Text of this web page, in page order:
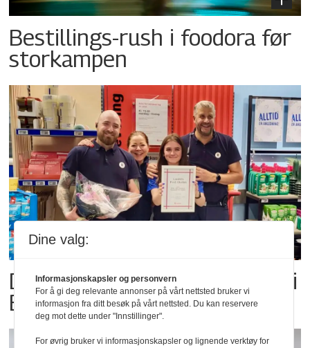
Bestillings-rush i foodora før
storkampen
Dette er landets beste Post i
Butikk
Dine valg:
Informasjonskapsler og personvern
For å gi deg relevante annonser på vårt nettsted bruker vi
informasjon fra ditt besøk på vårt nettsted. Du kan reservere
deg mot dette under "Innstillinger".
For øvrig bruker vi informasjonskapsler og lignende verktøy for